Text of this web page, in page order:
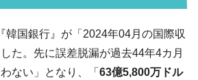
ほぼ半分「71台」しか売れなかっ
信用赦免を何回やっても、何回やっ
韓国銀行』が「2024年04月の国際収
た。先に誤差脱漏が過去44年4カ月
ない」となり、「 63億5,800万ドル